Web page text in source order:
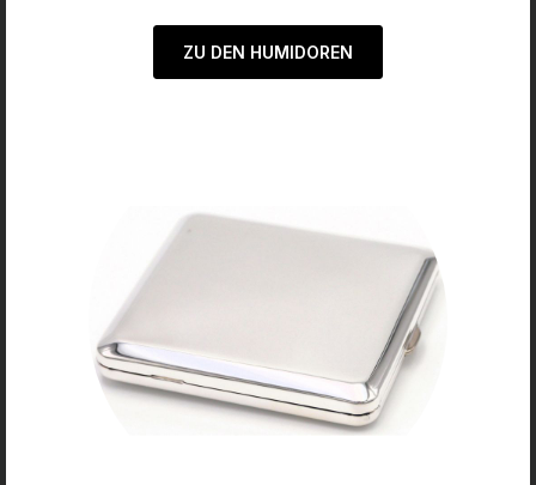
ZU DEN HUMIDOREN